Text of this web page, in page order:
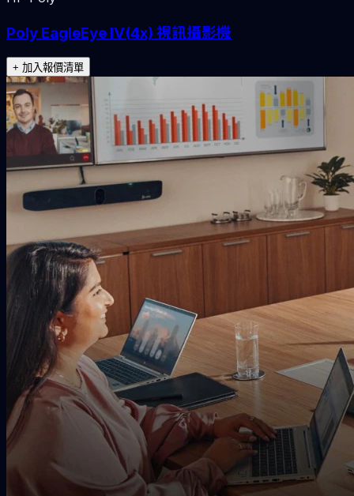
Poly EagleEye IV(4x) 視訊攝影機
+ 加入報價清單